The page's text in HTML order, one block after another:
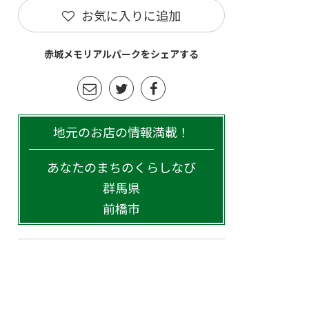
お気に入りに追加
赤城メモリアルパークをシェアする
地元のお店の情報満載！
あなたのまちのくらしなび
群馬県
前橋市